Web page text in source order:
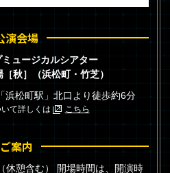
演会場
ュージカルシアター
秋］（浜松町・竹芝）
浜松町駅」北口より徒歩約6分
て詳しくは こちら
ご案内
休憩含む） 開場時間は、開演時